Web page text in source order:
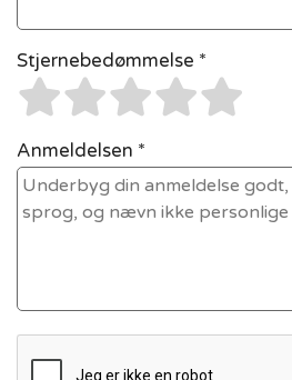
Stjernebedømmelse *
Anmeldelsen *